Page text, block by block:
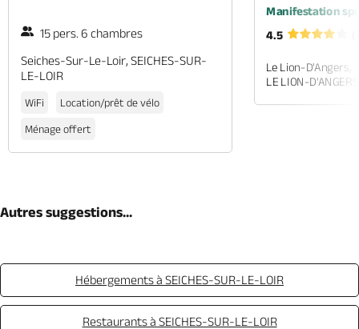
15 pers. 6 chambres
Seiches-Sur-Le-Loir, SEICHES-SUR-
LE-LOIR
WiFi Location/prêt de vélo
Ménage offert
Manifestation
4.5
Le Lion-D'Angers,
LE LION-D'ANGERS
Autres suggestions...
Hébergements à SEICHES-SUR-LE-LOIR
Restaurants à SEICHES-SUR-LE-LOIR